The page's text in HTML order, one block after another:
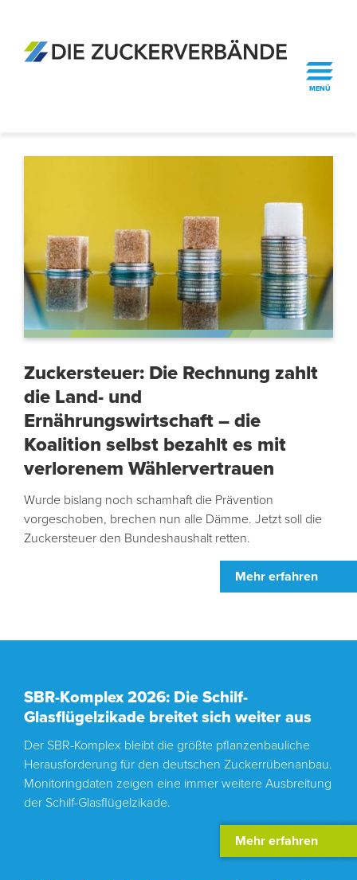
MENÜ
Zuckersteuer: Die Rechnung zahlt
die Land- und
Ernährungswirtschaft – die
Koalition selbst bezahlt es mit
verlorenem Wählervertrauen
Wurde bislang noch schamhaft die Prävention
vorgeschoben, brechen nun alle Dämme. Jetzt soll die
Zuckersteuer den Bundeshaushalt retten.
Mehr erfahren
SBR-Komplex 2026: Die Schilf-
Glasflügelzikade breitet sich weiter aus
Der SBR-Komplex bleibt die größte pflanzenbauliche
Herausforderung für den deutschen Zuckerrübenanbau.
Monitoringdaten zeigen eine immer weitere Ausbreitung
der Schilf-Glasflügelzikade.
Mehr erfahren